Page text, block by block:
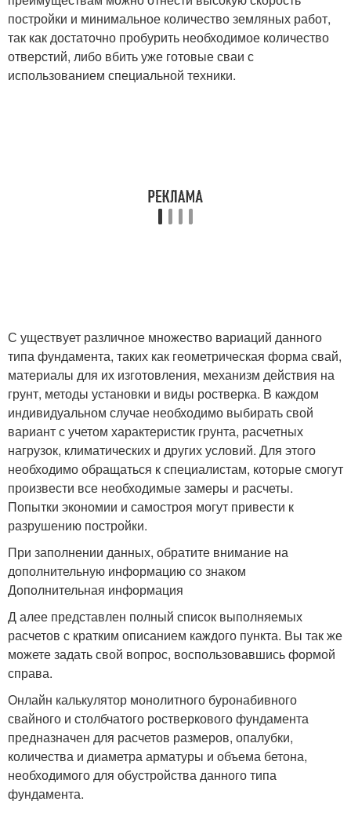
постройки и минимальное количество земляных работ,
так как достаточно пробурить необходимое количество
отверстий, либо вбить уже готовые сваи с
использованием специальной техники.
С уществует различное множество вариаций данного
типа фундамента, таких как геометрическая форма свай,
материалы для их изготовления, механизм действия на
грунт, методы установки и виды ростверка. В каждом
индивидуальном случае необходимо выбирать свой
вариант с учетом характеристик грунта, расчетных
нагрузок, климатических и других условий. Для этого
необходимо обращаться к специалистам, которые смогут
произвести все необходимые замеры и расчеты.
Попытки экономии и самостроя могут привести к
разрушению постройки.
При заполнении данных, обратите внимание на
дополнительную информацию со знаком
Дополнительная информация
Д алее представлен полный список выполняемых
расчетов с кратким описанием каждого пункта. Вы так же
можете задать свой вопрос, воспользовавшись формой
справа.
Онлайн калькулятор монолитного буронабивного
свайного и столбчатого ростверкового фундамента
предназначен для расчетов размеров, опалубки,
количества и диаметра арматуры и объема бетона,
необходимого для обустройства данного типа
фундамента.